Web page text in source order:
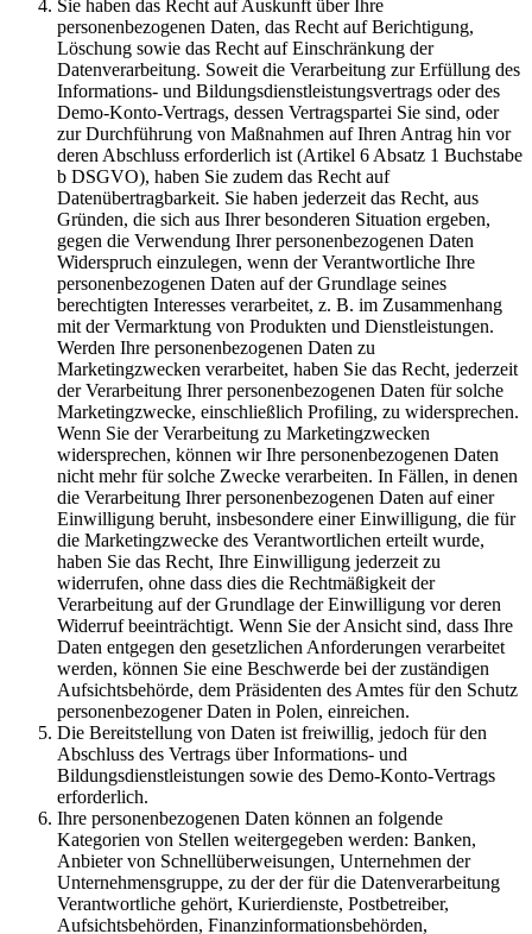
Sie haben das Recht auf Auskunft über Ihre
personenbezogenen Daten, das Recht auf Berichtigung,
Löschung sowie das Recht auf Einschränkung der
Datenverarbeitung. Soweit die Verarbeitung zur Erfüllung des
Informations- und Bildungsdienstleistungsvertrags oder des
Demo-Konto-Vertrags, dessen Vertragspartei Sie sind, oder
zur Durchführung von Maßnahmen auf Ihren Antrag hin vor
deren Abschluss erforderlich ist (Artikel 6 Absatz 1 Buchstabe
b DSGVO), haben Sie zudem das Recht auf
Datenübertragbarkeit. Sie haben jederzeit das Recht, aus
Gründen, die sich aus Ihrer besonderen Situation ergeben,
gegen die Verwendung Ihrer personenbezogenen Daten
Widerspruch einzulegen, wenn der Verantwortliche Ihre
personenbezogenen Daten auf der Grundlage seines
berechtigten Interesses verarbeitet, z. B. im Zusammenhang
mit der Vermarktung von Produkten und Dienstleistungen.
Werden Ihre personenbezogenen Daten zu
Marketingzwecken verarbeitet, haben Sie das Recht, jederzeit
der Verarbeitung Ihrer personenbezogenen Daten für solche
Marketingzwecke, einschließlich Profiling, zu widersprechen.
Wenn Sie der Verarbeitung zu Marketingzwecken
widersprechen, können wir Ihre personenbezogenen Daten
nicht mehr für solche Zwecke verarbeiten. In Fällen, in denen
die Verarbeitung Ihrer personenbezogenen Daten auf einer
Einwilligung beruht, insbesondere einer Einwilligung, die für
die Marketingzwecke des Verantwortlichen erteilt wurde,
haben Sie das Recht, Ihre Einwilligung jederzeit zu
widerrufen, ohne dass dies die Rechtmäßigkeit der
Verarbeitung auf der Grundlage der Einwilligung vor deren
Widerruf beeinträchtigt. Wenn Sie der Ansicht sind, dass Ihre
Daten entgegen den gesetzlichen Anforderungen verarbeitet
werden, können Sie eine Beschwerde bei der zuständigen
Aufsichtsbehörde, dem Präsidenten des Amtes für den Schutz
personenbezogener Daten in Polen, einreichen.
Die Bereitstellung von Daten ist freiwillig, jedoch für den
Abschluss des Vertrags über Informations- und
Bildungsdienstleistungen sowie des Demo-Konto-Vertrags
erforderlich.
Ihre personenbezogenen Daten können an folgende
Kategorien von Stellen weitergegeben werden: Banken,
Anbieter von Schnellüberweisungen, Unternehmen der
Unternehmensgruppe, zu der der für die Datenverarbeitung
Verantwortliche gehört, Kurierdienste, Postbetreiber,
Aufsichtsbehörden, Finanzinformationsbehörden,